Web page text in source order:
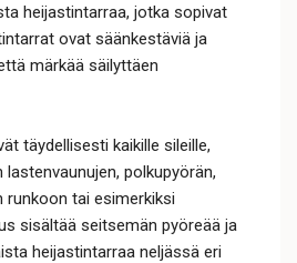
heijastintarraa, jotka sopivat
ovat säänkestäviä ja
märkää säilyttäen
täydellisesti kaikille sileille,
lastenvaunujen, polkupyörän,
tai esimerkiksi
sisältää seitsemän pyöreää ja
heijastintarraa neljässä eri